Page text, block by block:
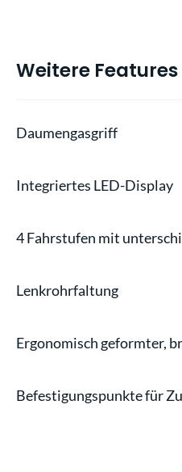
Weitere Features
Daumengasgriff
Integriertes LED-Display
4 Fahrstufen mit
Lenkrohrfaltung
Ergonomisch geformter,
Befestigungspunkte für